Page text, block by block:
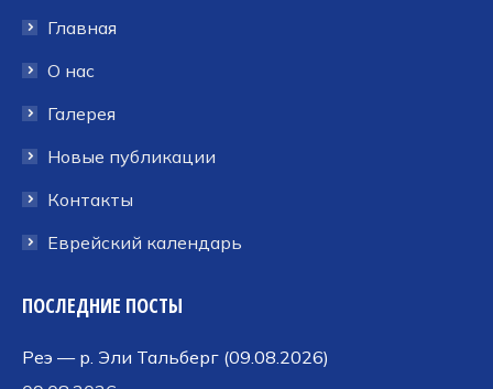
новом
окне
новом
окне
новом
Главная
О нас
Галерея
Новые публикации
Контакты
Еврейский календарь
ПОСЛЕДНИЕ ПОСТЫ
Реэ — р. Эли Тальберг (09.08.2026)